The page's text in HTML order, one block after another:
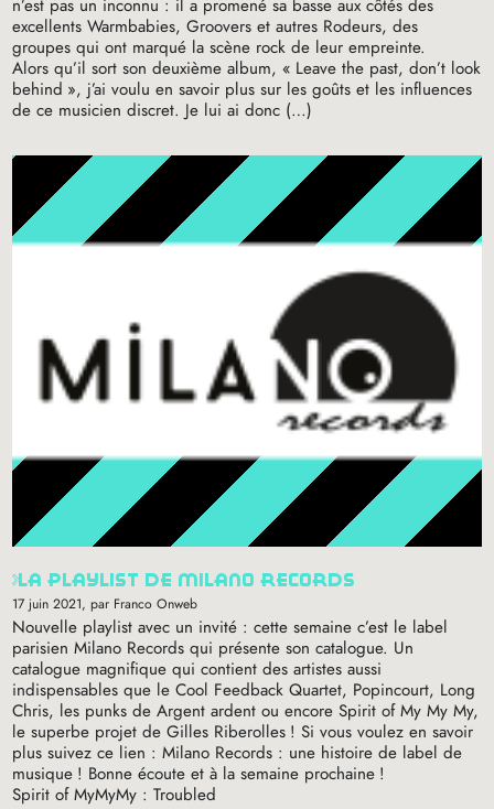
n’est pas un inconnu : il a promené sa basse aux côtés des
excellents Warmbabies, Groovers et autres Rodeurs, des
groupes qui ont marqué la scène rock de leur empreinte.
Alors qu’il sort son deuxième album, « Leave the past, don’t look
behind », j’ai voulu en savoir plus sur les goûts et les influences
de ce musicien discret. Je lui ai donc (…)
la playlist de milano records
17 juin 2021, par Franco Onweb
Nouvelle playlist avec un invité : cette semaine c’est le label
parisien Milano Records qui présente son catalogue. Un
catalogue magnifique qui contient des artistes aussi
indispensables que le Cool Feedback Quartet, Popincourt, Long
Chris, les punks de Argent ardent ou encore Spirit of My My My,
le superbe projet de Gilles Riberolles ! Si vous voulez en savoir
plus suivez ce lien : Milano Records : une histoire de label de
musique ! Bonne écoute et à la semaine prochaine !
Spirit of MyMyMy : Troubled